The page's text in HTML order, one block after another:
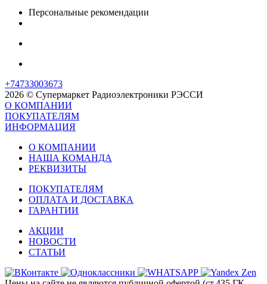
Персональные рекомендации
+74733003673
2026 © Супермаркет Радиоэлектроники РЭССИ
О КОМПАНИИ
ПОКУПАТЕЛЯМ
ИНФОРМАЦИЯ
О КОМПАНИИ
НАША КОМАНДА
РЕКВИЗИТЫ
ПОКУПАТЕЛЯМ
ОПЛАТА И ДОСТАВКА
ГАРАНТИИ
АКЦИИ
НОВОСТИ
СТАТЬИ